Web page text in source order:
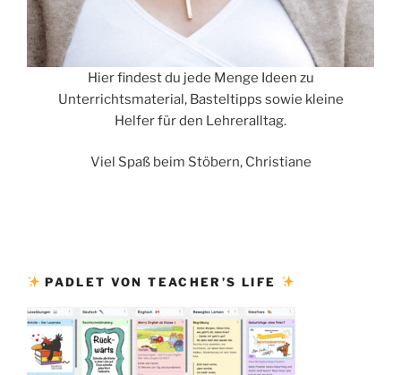
Hier findest du jede Menge Ideen zu
Unterrichtsmaterial, Basteltipps sowie kleine
Helfer für den Lehreralltag.
Viel Spaß beim Stöbern, Christiane
PADLET VON TEACHER’S LIFE